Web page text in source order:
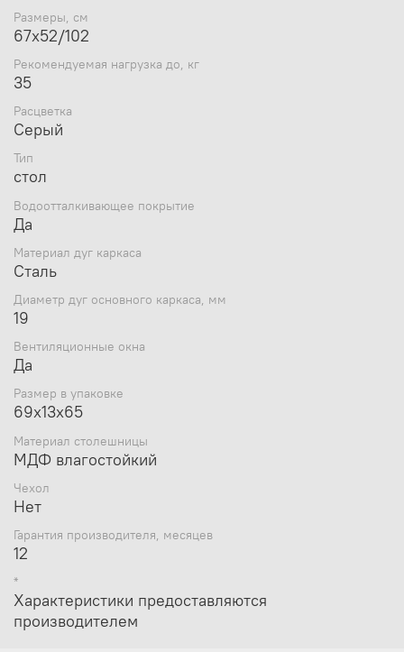
Особенности: вместительные полки; усиленный
каркас с высокой устойчивостью конструкции;
сетчатое окно для циркуляции воздуха;
дополнительный карман с велкро. Комплектуется
Размеры, см
67х52/102
Рекомендуемая нагрузка до, кг
35
Расцветка
Серый
Тип
стол
Водоотталкивающее покрытие
Да
Материал дуг каркаса
Сталь
Диаметр дуг основного каркаса, мм
19
Вентиляционные окна
Да
Размер в упаковке
69х13х65
Материал столешницы
МДФ влагостойкий
Чехол
Нет
Гарантия производителя, месяцев
12
*
Характеристики предоставляются
производителем